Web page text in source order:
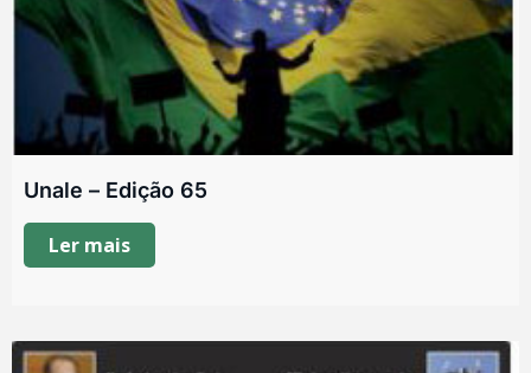
Unale – Edição 65
Ler mais